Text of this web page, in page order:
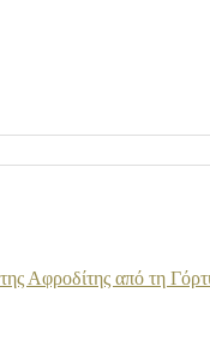
Αφροδίτης από τη